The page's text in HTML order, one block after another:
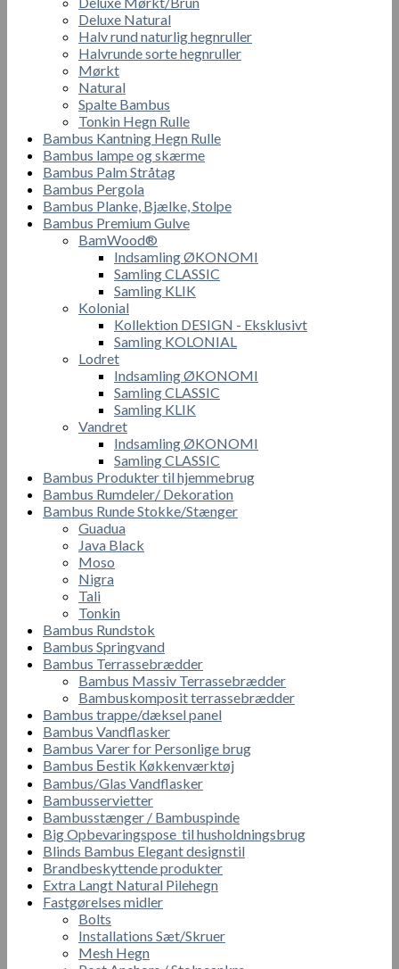
Deluxe Natural
Halv rund naturlig hegnruller
Halvrunde sorte hegnruller
Mørkt
Natural
Spalte Bambus
Tonkin Hegn Rulle
Bambus Kantning Hegn Rulle
Bambus lampe og skærme
Bambus Palm Stråtag
Bambus Pergola
Bambus Planke, Bjælke, Stolpe
Bambus Premium Gulve
BamWood®
Indsamling ØKONOMI
Samling CLASSIC
Samling KLIK
Kolonial
Kollektion DESIGN - Eksklusivt
Samling KOLONIAL
Lodret
Indsamling ØKONOMI
Samling CLASSIC
Samling KLIK
Vandret
Indsamling ØKONOMI
Samling CLASSIC
Bambus Produkter til hjemmebrug
Bambus Rumdeler/ Dekoration
Bambus Runde Stokke/Stænger
Guadua
Java Black
Moso
Nigra
Tali
Tonkin
Bambus Rundstok
Bambus Springvand
Bambus Terrassebrædder
Bambus Massiv Terrassebrædder
Bambuskomposit terrassebrædder
Bambus trappe/dæksel panel
Bambus Vandflasker
Bambus Varer for Personlige brug
Bambus Бestik Кøkkenværktøj
Bambus/Glas Vandflasker
Bambusservietter
Bambusstænger / Bambuspinde
Big Opbevaringspose til husholdningsbrug
Blinds Bambus Elegant designstil
Brandbeskyttende produkter
Extra Langt Natural Pilehegn
Fastgørelses midler
Bolts
Installations Sæt/Skruer
Mesh Hegn